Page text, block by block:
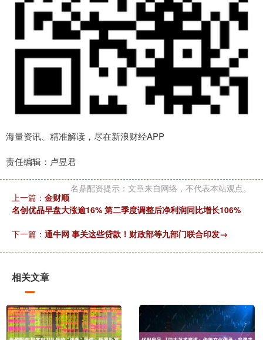
海量资讯、精准解读，尽在新浪财经APP
责任编辑：卢昱君
名鼎配资提示：文章来自网络，不代表本站观点。
上一篇： 金财顺
名创优品早盘大涨逾16% 第二季度调整后净利润同比增长106%
下一篇： 通牛网 事关这些贷款！财政部等九部门联合印发→
相关文章